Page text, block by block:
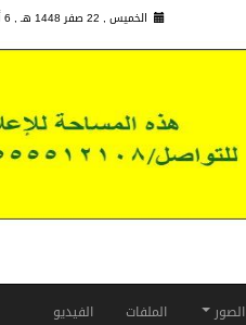
الخميس , 22 صفر 1448 هـ , 6 أغسطس 2026 م
الصور الملفات الفيديو